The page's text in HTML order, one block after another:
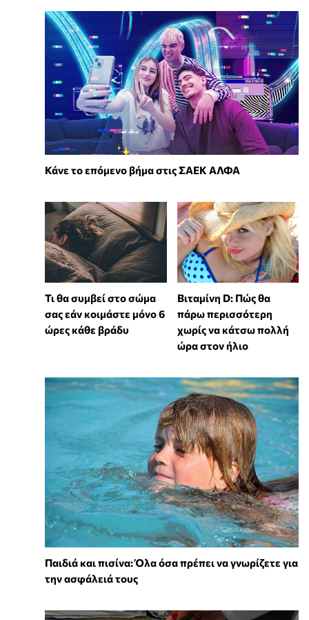
Κάνε το επόμενο βήμα στις ΣΑΕΚ ΑΛΦΑ
Τι θα συμβεί στο σώμα
σας εάν κοιμάστε μόνο 6
ώρες κάθε βράδυ
Βιταμίνη D: Πώς θα
πάρω περισσότερη
χωρίς να κάτσω πολλή
ώρα στον ήλιο
Παιδιά και πισίνα: Όλα όσα πρέπει να γνωρίζετε για
την ασφάλειά τους